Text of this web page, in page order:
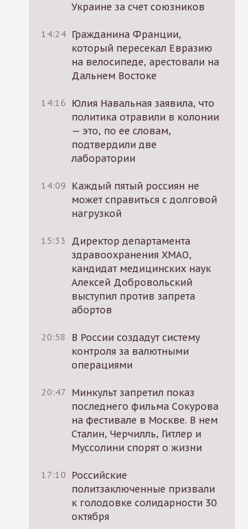
Украине за счет союзников
14:24 Гражданина Франции,
который пересекал Евразию
на велосипеде, арестовали на
Дальнем Востоке
14:16 Юлия Навальная заявила, что
политика отравили в колонии
— это, по ее словам,
подтвердили две
лаборатории
14:09 Каждый пятый россиян не
может справиться с долговой
нагрузкой
15:33
Директор департамента
здравоохранения ХМАО,
кандидат медицинских наук
Алексей Добровольский
выступил против запрета
абортов
20:58
В России создадут систему
контроля за валютными
операциями
20:47 Минкульт запретил показ
последнего фильма Сокурова
на фестивале в Москве. В нем
Сталин, Черчилль, Гитлер и
Муссолини спорят о жизни
17:10 Российские
политзаключенные призвали
к голодовке солидарности 30
октября